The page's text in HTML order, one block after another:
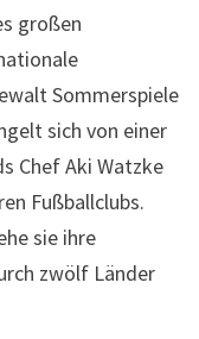
großen
Sommerspiele
sich von einer
Chef Aki Watzke
Fußballclubs.
sie ihre
zwölf Länder